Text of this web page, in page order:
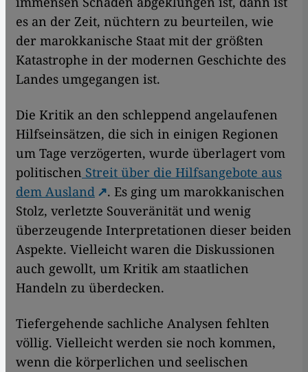
es an der Zeit, nüchtern zu beurteilen, wie
der marokkanische Staat mit der größten
Katastrophe in der modernen Geschichte des
Landes umgegangen ist.
Die Kritik an den schleppend angelaufenen
Hilfseinsätzen, die sich in einigen Regionen
um Tage verzögerten, wurde überlagert vom
politischen Streit über die Hilfsangebote aus
dem Ausland
. Es ging um marokkanischen
Stolz, verletzte Souveränität und wenig
überzeugende Interpretationen dieser beiden
Aspekte. Vielleicht waren die Diskussionen
auch gewollt, um Kritik am staatlichen
Handeln zu überdecken.
Tiefergehende sachliche Analysen fehlten
völlig. Vielleicht werden sie noch kommen,
wenn die körperlichen und seelischen